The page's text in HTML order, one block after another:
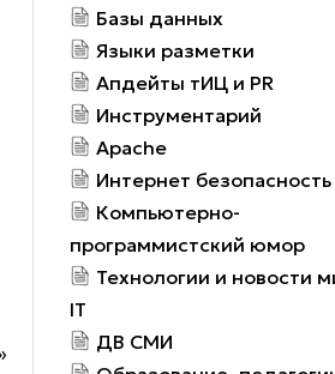
Базы данных
Языки разметки
Апдейты тИЦ и PR
Инструментарий
Apache
Интернет безопасность
Компьютерно-
программистский юмор
Технологии и новости
IT
ДВ СМИ